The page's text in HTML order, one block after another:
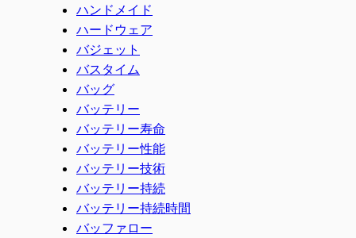
ハンドメイド
ハードウェア
バジェット
バスタイム
バッグ
バッテリー
バッテリー寿命
バッテリー性能
バッテリー技術
バッテリー持続
バッテリー持続時間
バッファロー